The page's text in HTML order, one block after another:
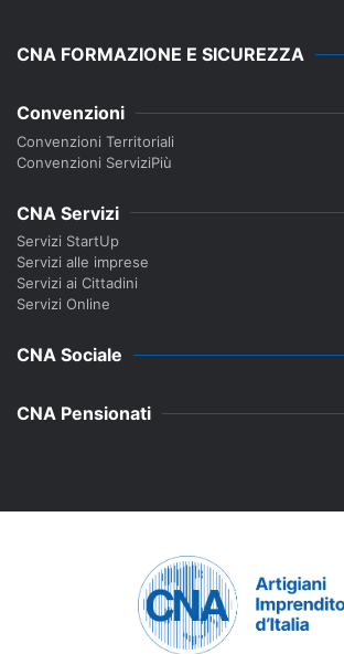
CNA FORMAZIONE E SICUREZZA
Convenzioni
Convenzioni Territoriali
Convenzioni ServiziPiù
CNA Servizi
Servizi StartUp
Servizi alle imprese
Servizi ai Cittadini
Servizi Online
CNA Sociale
CNA Pensionati